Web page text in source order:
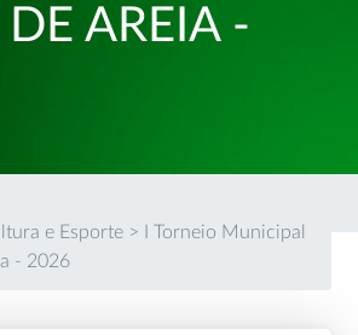
AREIA -
e Esporte > I Torneio Municipal
- 2026